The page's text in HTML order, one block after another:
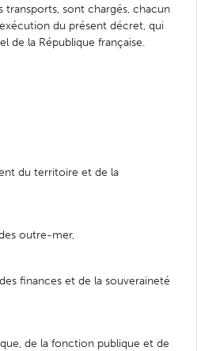
transports, sont chargés, chacun
du présent décret, qui
de la République française.
du territoire et de la
outre-mer,
finances et de la souveraineté
de la fonction publique et de